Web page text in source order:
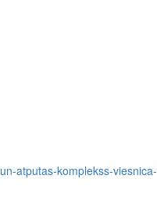
atputas-komplekss-viesnica-